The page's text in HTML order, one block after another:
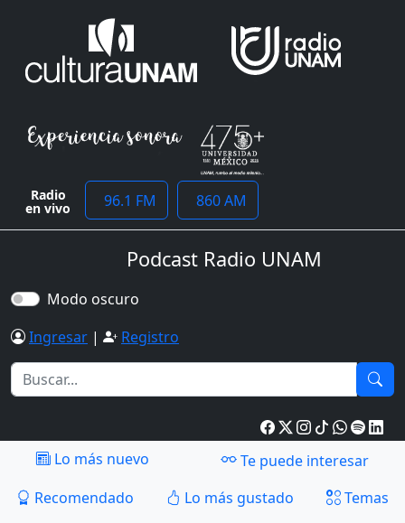
Radio
en vivo 96.1 FM 860 AM
Podcast Radio UNAM
Modo oscuro
Ingresar | Registro
Lo más nuevo
Te puede interesar
Recomendado
Lo más gustado
Temas